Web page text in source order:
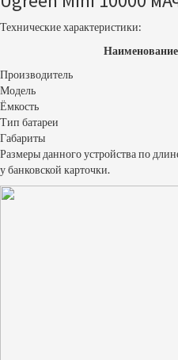
Технические характеристики:
Наименование
Производитель
Модель
Ёмкость
Тип батареи
Габариты
Размеры данного устройства по
у банковской карточки.